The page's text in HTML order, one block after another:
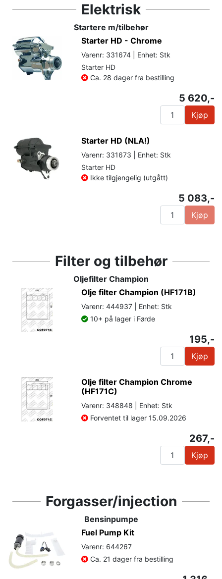
Elektrisk
Startere m/tilbehør
Starter HD - Chrome
Varenr: 331674 | Enhet: Stk
Starter HD
Ca. 28 dager fra bestilling
5 620,-
Kjøp
Starter HD (NLA!)
Varenr: 331673 | Enhet: Stk
Starter HD
Ikke tilgjengelig (utgått)
5 083,-
Kjøp
Filter og tilbehør
Oljefilter Champion
Olje filter Champion (HF171B)
Varenr: 444937 | Enhet: Stk
10+ på lager i Førde
195,-
Kjøp
Olje filter Champion Chrome
(HF171C)
Varenr: 348848 | Enhet: Stk
Forventet til lager 15.09.2026
267,-
Kjøp
Forgasser/injection
Bensinpumpe
Fuel Pump Kit
Varenr: 644267
Ca. 21 dager fra bestilling